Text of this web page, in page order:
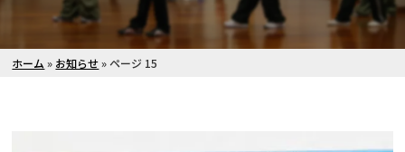
ホーム » お知らせ» ページ 15